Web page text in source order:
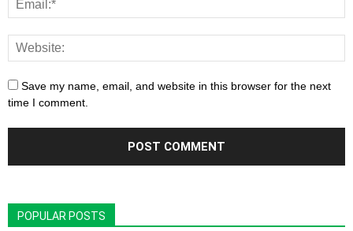
Save my name, email, and website in this browser for the next
time I comment.
POPULAR POSTS